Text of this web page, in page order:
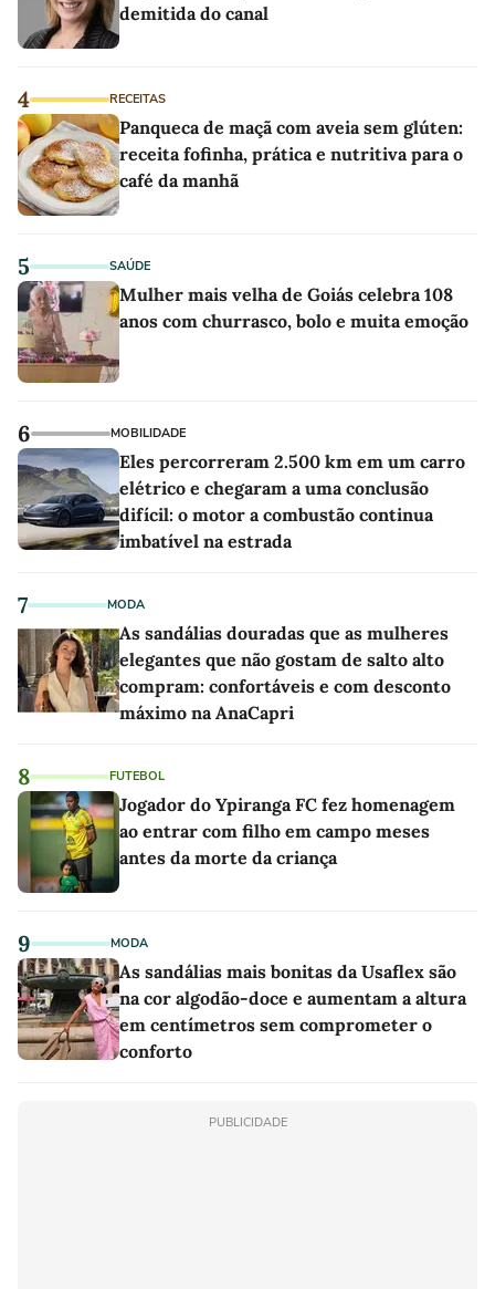
demitida do canal
4 RECEITAS
Panqueca de maçã com aveia sem glúten:
receita fofinha, prática e nutritiva para o
café da manhã
5 SAÚDE
Mulher mais velha de Goiás celebra 108
anos com churrasco, bolo e muita emoção
6 MOBILIDADE
Eles percorreram 2.500 km em um carro
elétrico e chegaram a uma conclusão
difícil: o motor a combustão continua
imbatível na estrada
7 MODA
As sandálias douradas que as mulheres
elegantes que não gostam de salto alto
compram: confortáveis e com desconto
máximo na AnaCapri
8 FUTEBOL
Jogador do Ypiranga FC fez homenagem
ao entrar com filho em campo meses
antes da morte da criança
9 MODA
As sandálias mais bonitas da Usaflex são
na cor algodão-doce e aumentam a altura
em centímetros sem comprometer o
conforto
PUBLICIDADE